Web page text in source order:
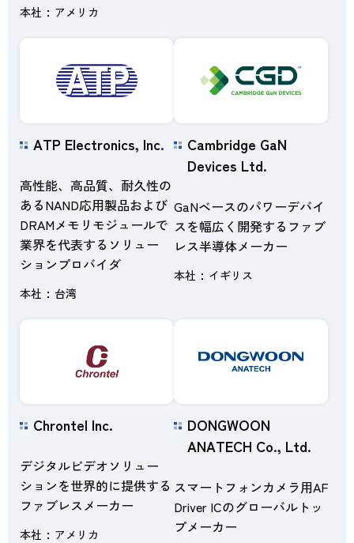
本社 アメリカ
ATP Electronics, Inc.
本社 台湾
高性能、高品質、耐久性の
あるNAND応用製品および
DRAMメモリモジュールで
業界を代表するソリュー
ションプロバイダ
Cambridge GaN
Devices Ltd.
本社 イギリス
GaNベースのパワーデバイ
スを幅広く開発するファブ
レス半導体メーカー
Chrontel Inc.
本社 アメリカ
デジタルビデオソリュー
ションを世界的に提供する
ファブレスメーカー
DONGWOON
ANATECH Co., Ltd.
スマートフォンカメラ用AF
Driver ICのグローバルトッ
プメーカー